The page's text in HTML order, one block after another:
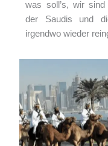
was soll’s, wir
der Saudis und
irgendwo wieder